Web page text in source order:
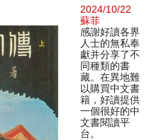
2024/10/22
蘇菲
感謝好讀各界
人士的無私奉
獻并分享了不
同種類的書
藏。在異地難
以購買中文書
籍，好讀提供
一個很好的中
文書閱讀平
台。